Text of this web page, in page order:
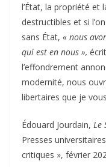
l’État, la propriété et
destructibles et si
sans État, « nous
qui est en nous »,
l’effondrement
modernité, nous
libertaires que je
Édouard Jourdain, Le
Presses
critiques », février